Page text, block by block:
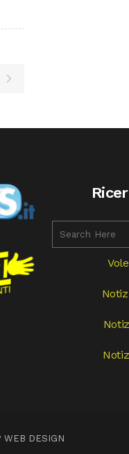
WEB DESIGN